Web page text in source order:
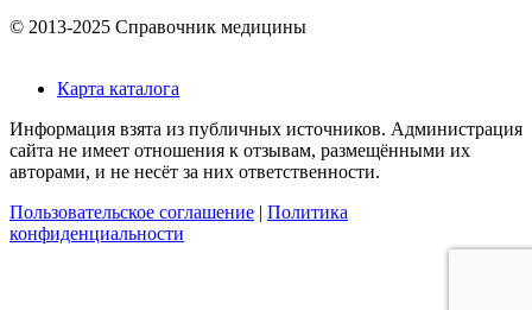
© 2013-2025 Справочник медицины
Карта каталога
Информация взята из публичных источников. Администрация
сайта не имеет отношения к отзывам, размещёнными их
авторами, и не несёт за них ответственности.
Пользовательское соглашение
Политика
конфиденциальности